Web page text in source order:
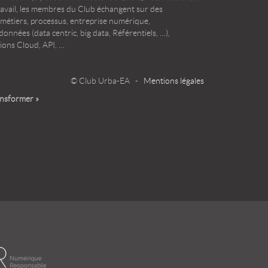
les membres du Club échangent sur des
processus, entreprise numérique,
(data centric, big data, Référentiels, …),
Cloud, API, …
© Club Urba-EA - Mentions légales
»